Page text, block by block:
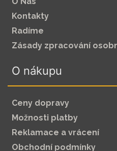
Kontakty
Radíme
Zásady zpracování
O nákupu
Ceny dopravy
Možnosti platby
Reklamace a vrácení
Obchodní podmínky